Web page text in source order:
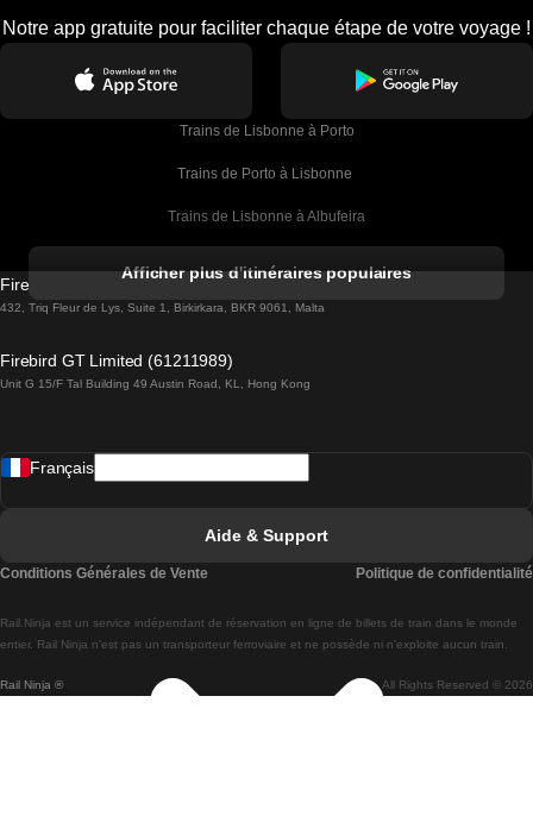
Notre app gratuite pour faciliter chaque étape de votre voyage !
Trains de Lisbonne à Porto
Trains de Porto à Lisbonne
Trains de Lisbonne à Albufeira
Trains de Lisbonne à Lagos
Trains de Lisbonne à Madrid
Trains de Lisbonne à Braga
Trains de Braga à Lisbonne
Afficher plus d'itinéraires populaires
Firebird GT Limited (OC 1451)
432, Triq Fleur de Lys, Suite 1, Birkirkara, BKR 9061, Malta
Firebird GT Limited (61211989)
Unit G 15/F Tal Building 49 Austin Road, KL, Hong Kong
Rail Ninja ® All Rights Reserved © 2026
Rail.Ninja est un service indépendant de réservation en ligne de billets de train dans le monde
entier. Rail Ninja n'est pas un transporteur ferroviaire et ne possède ni n'exploite aucun train.
Français
Aide & Support
Conditions Générales de Vente Politique de confidentialité